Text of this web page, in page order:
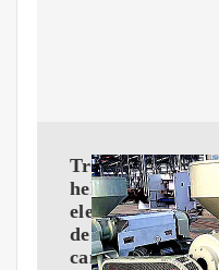
Transportadores
helicoidales,
elevadores
de
cangilones